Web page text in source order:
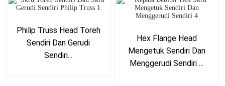
Philip Truss Head Toreh
Sendiri Dan Gerudi
Sendiri...
Hex Flange Head
Mengetuk Sendiri Dan
Menggerudi Sendiri ...